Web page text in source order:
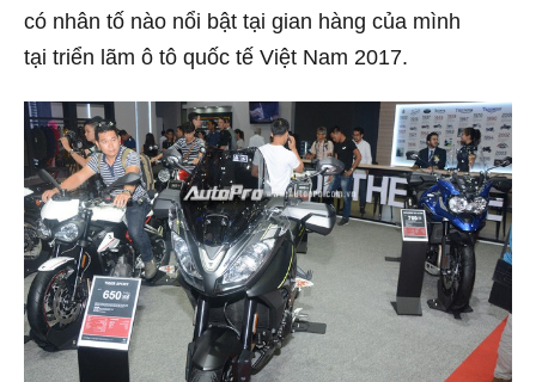
có nhân tố nào nổi bật tại gian hàng của mình
tại triển lãm ô tô quốc tế Việt Nam 2017.